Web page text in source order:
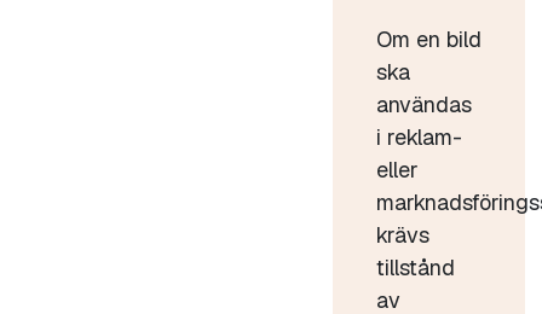
Om en bild
ska
användas
i reklam-
eller
krävs
tillstånd
av